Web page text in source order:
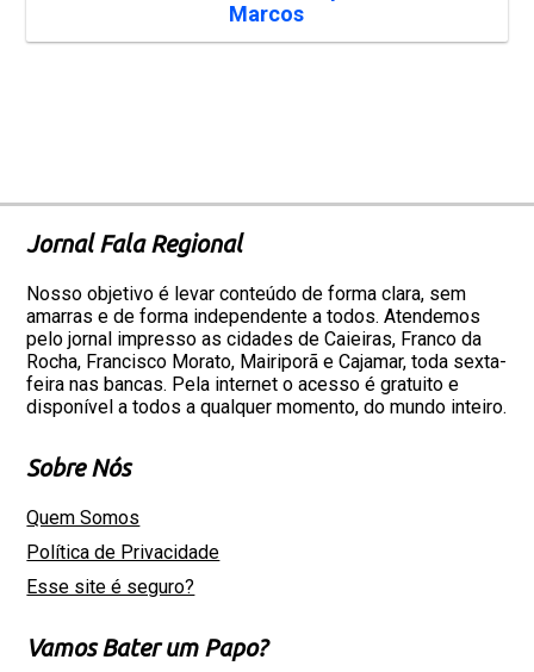
Marcos
Jornal Fala Regional
Nosso objetivo é levar conteúdo de forma clara, sem
amarras e de forma independente a todos. Atendemos
pelo jornal impresso as cidades de Caieiras, Franco da
Rocha, Francisco Morato, Mairiporã e Cajamar, toda sexta-
feira nas bancas. Pela internet o acesso é gratuito e
disponível a todos a qualquer momento, do mundo inteiro.
Sobre Nós
Quem Somos
Política de Privacidade
Esse site é seguro?
Vamos Bater um Papo?